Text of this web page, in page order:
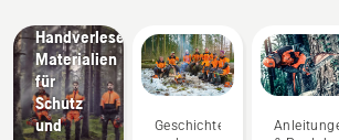
Handverlesene
Materialien
für
Schutz
und
Geschichten